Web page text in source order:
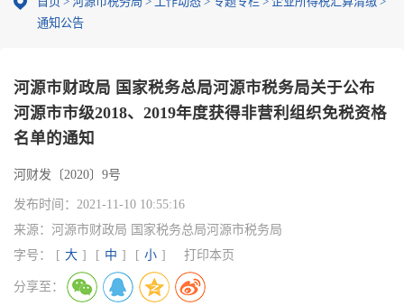
通知公告
河源市财政局 国家税务总局河源市税务局关于公布
河源市市级2018、2019年度获得非营利组织免税资格
名单的通知
河财发〔2020〕9号
发布时间： 2021-11-10 10:55:16
来源： 河源市财政局 国家税务总局河源市税务局
字号：
[ 大 ] [ 中 ] [ 小 ] 打印本页
分享至：